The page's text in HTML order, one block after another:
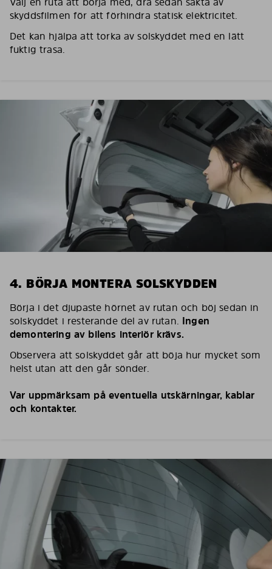
skyddsfilmen för att förhindra statisk elektricitet.
Det kan hjälpa att torka av solskyddet med en lätt
fuktig trasa.
4. BÖRJA MONTERA SOLSKYDDEN
Börja i det djupaste hörnet av rutan och böj sedan in
solskyddet i resterande del av rutan. Ingen
demontering av bilens interiör krävs.
Observera att solskyddet går att böja hur mycket som
helst utan att den går sönder.
Var uppmärksam på eventuella utskärningar, kablar
och kontakter.